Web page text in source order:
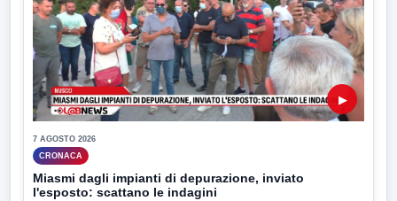
▶
7 AGOSTO 2026
CRONACA
Miasmi dagli impianti di depurazione, inviato
l'esposto: scattano le indagini